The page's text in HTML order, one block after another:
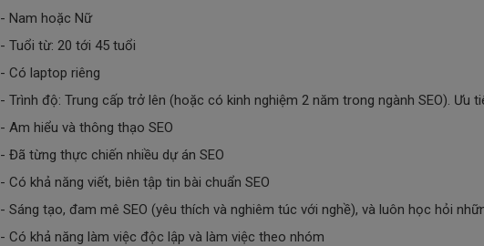
- Nam hoặc Nữ
- Tuổi từ: 20 tới 45 tuổi
- Có laptop riêng
- Trình độ: Trung cấp trở lên (hoặc có kinh nghiệm 2 năm trong ngành SEO). Ưu
- Am hiểu và thông thạo SEO
- Đã từng thực chiến nhiều dự án SEO
- Có khả năng viết, biên tập tin bài chuẩn SEO
- Sáng tạo, đam mê SEO (yêu thích và nghiêm túc với nghề), và luôn học hỏi
- Có khả năng làm việc độc lập và làm việc theo nhóm